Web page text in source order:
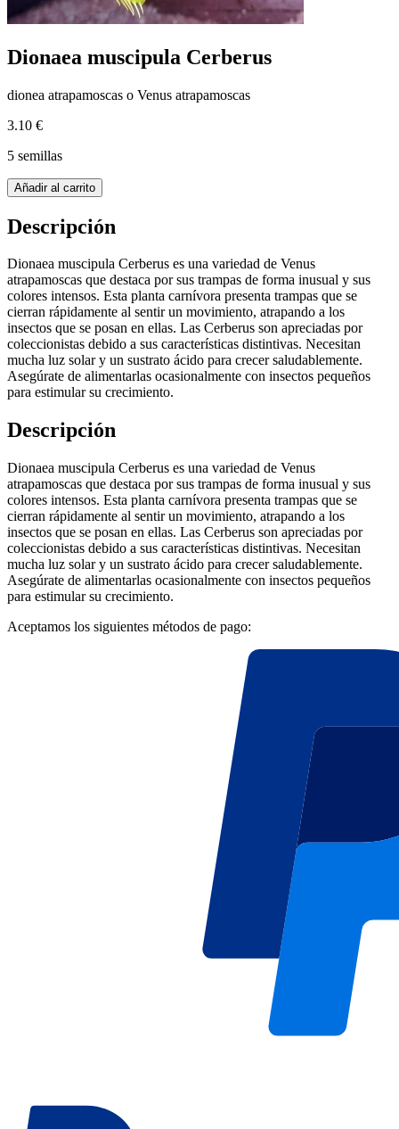
Dionaea muscipula Cerberus
dionea atrapamoscas o Venus atrapamoscas
3.10 €
5 semillas
Añadir al carrito
Descripción
Dionaea muscipula Cerberus es una variedad de Venus
atrapamoscas que destaca por sus trampas de forma inusual y sus
colores intensos. Esta planta carnívora presenta trampas que se
cierran rápidamente al sentir un movimiento, atrapando a los
insectos que se posan en ellas. Las Cerberus son apreciadas por
coleccionistas debido a sus características distintivas. Necesitan
mucha luz solar y un sustrato ácido para crecer saludablemente.
Asegúrate de alimentarlas ocasionalmente con insectos pequeños
para estimular su crecimiento.
Descripción
Dionaea muscipula Cerberus es una variedad de Venus
atrapamoscas que destaca por sus trampas de forma inusual y sus
colores intensos. Esta planta carnívora presenta trampas que se
cierran rápidamente al sentir un movimiento, atrapando a los
insectos que se posan en ellas. Las Cerberus son apreciadas por
coleccionistas debido a sus características distintivas. Necesitan
mucha luz solar y un sustrato ácido para crecer saludablemente.
Asegúrate de alimentarlas ocasionalmente con insectos pequeños
para estimular su crecimiento.
Aceptamos los siguientes métodos de pago: